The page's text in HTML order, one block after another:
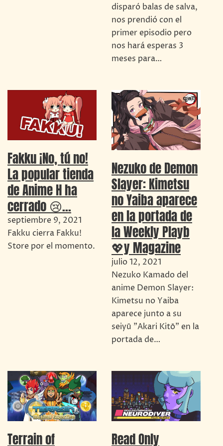
disparó balas de salva,
nos prendió con el
primer episodio pero
nos hará esperas 3
meses para…
Fakku ¡No, tú no!
La popular tienda
de Anime H ha
cerrado 😢…
septiembre 9, 2021
Fakku cierra Fakku!
Store por el momento.
Nezuko de Demon
Slayer: Kimetsu
no Yaiba aparece
en la portada de
la Weekly Playb
💖y Magazine
julio 12, 2021
Nezuko Kamado del
anime Demon Slayer:
Kimetsu no Yaiba
aparece junto a su
seiyū "Akari Kitō" en la
portada de…
Terrain of
Read Only